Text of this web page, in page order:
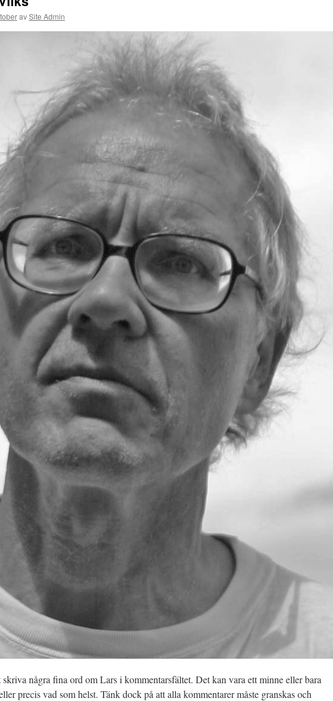
avSite Admin
några fina ord om Lars i kommentarsfältet. Det kan vara ett minne eller bara
precis vad som helst. Tänk dock på att alla kommentarer måste granskas och